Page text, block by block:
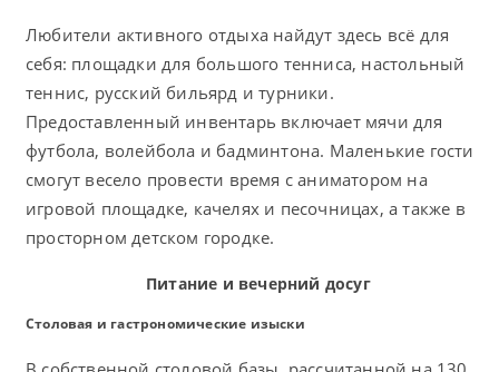
Любители активного отдыха найдут здесь всё для
себя: площадки для большого тенниса, настольный
теннис, русский бильярд и турники.
Предоставленный инвентарь включает мячи для
футбола, волейбола и бадминтона. Маленькие гости
смогут весело провести время с аниматором на
игровой площадке, качелях и песочницах, а также в
просторном детском городке.
Питание и вечерний досуг
Столовая и гастрономические изыски